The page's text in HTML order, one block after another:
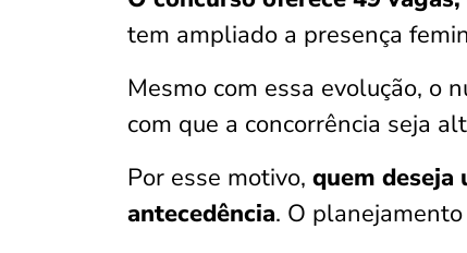
tem ampliado a presença
Mesmo com essa evolução, o
com que a concorrência seja
Por esse motivo, quem deseja
antecedência. O